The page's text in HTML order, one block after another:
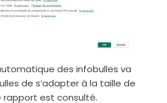
des infobulles va
de s’adapter à la taille de
rapport est consulté.